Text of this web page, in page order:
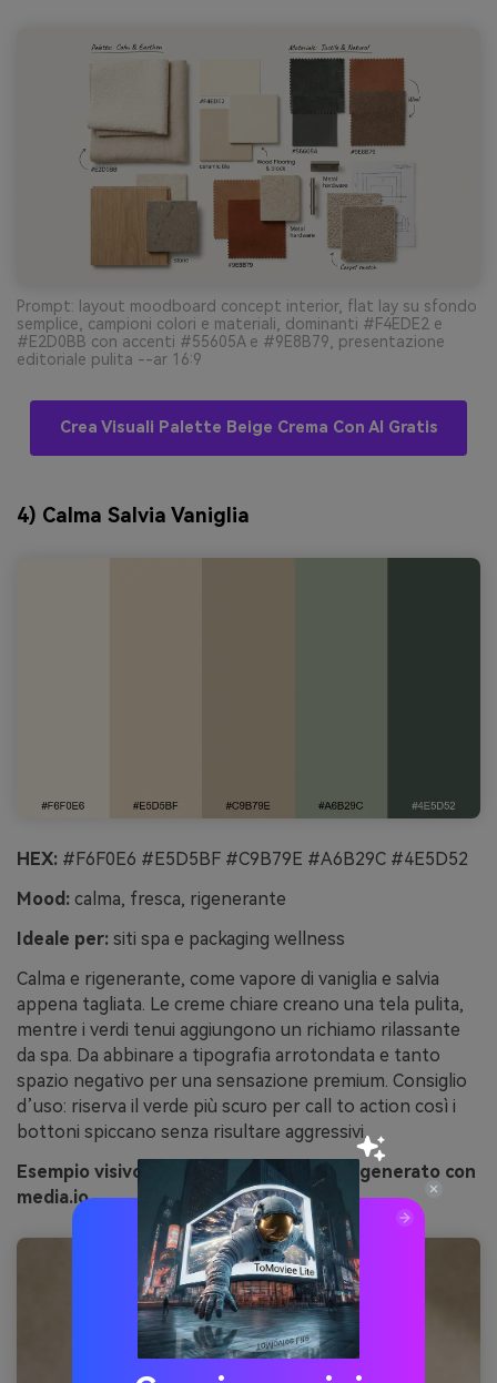
Prompt: layout moodboard concept interior, flat lay su sfondo
semplice, campioni colori e materiali, dominanti #F4EDE2 e
#E2D0BB con accenti #55605A e #9E8B79, presentazione
editoriale pulita --ar 16:9
Crea Visuali Palette Beige Crema Con AI Gratis
4) Calma Salvia Vaniglia
HEX: #F6F0E6 #E5D5BF #C9B79E #A6B29C #4E5D52
Mood: calma, fresca, rigenerante
Ideale per: siti spa e packaging wellness
Calma e rigenerante, come vapore di vaniglia e salvia
appena tagliata. Le creme chiare creano una tela pulita,
mentre i verdi tenui aggiungono un richiamo rilassante
da spa. Da abbinare a tipografia arrotondata e tanto
spazio negativo per una sensazione premium. Consiglio
d’uso: riserva il verde più scuro per call to action così i
bottoni spiccano senza risultare aggressivi.
Esempio visivo di “calma salvia vaniglia” generato con
media.io